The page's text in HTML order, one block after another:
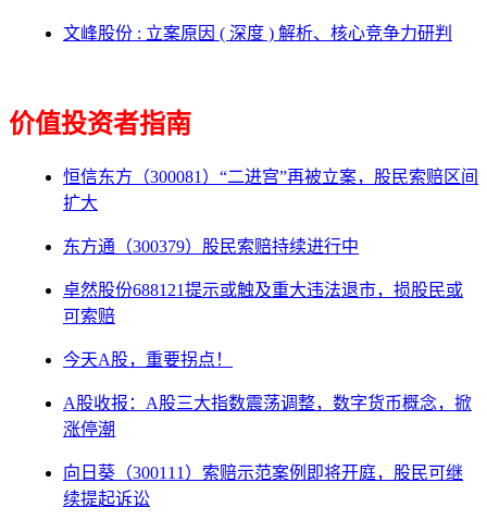
文峰股份 : 立案原因 ( 深度 ) 解析、核心竞争力研判
价值投资者指南
恒信东方（300081）“二进宫”再被立案，股民索赔区间
扩大
东方通（300379）股民索赔持续进行中
卓然股份688121提示或触及重大违法退市，损股民或
可索赔
今天A股，重要拐点！
A股收报：A股三大指数震荡调整，数字货币概念，掀
涨停潮
向日葵（300111）索赔示范案例即将开庭，股民可继
续提起诉讼